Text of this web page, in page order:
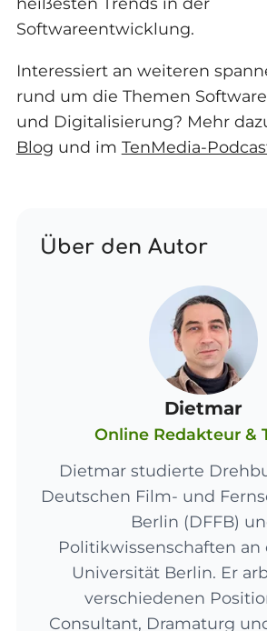
Softwareentwicklung.
Interessiert an weiteren
rund um die Themen
und Digitalisierung? Mehr
Blog und im TenMedia-
Über den Autor
Dietmar
Online Redakteur &
Dietmar studierte
Deutschen Film- und
Berlin (DFFB)
Politikwissenschaften an
Universität Berlin. Er
verschiedenen
Consultant, Dramaturg